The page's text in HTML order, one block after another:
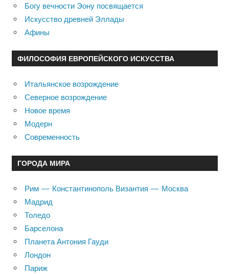
Богу вечности Эону посвящается
Искусство древней Эллады
Афины
ФИЛОСОФИЯ ЕВРОПЕЙСКОГО ИСКУССТВА
Итальянское возрождение
Северное возрождение
Новое время
Модерн
Современность
ГОРОДА МИРА
Рим — Константинополь Византия — Москва
Мадрид
Толедо
Барселона
Планета Антония Гауди
Лондон
Париж